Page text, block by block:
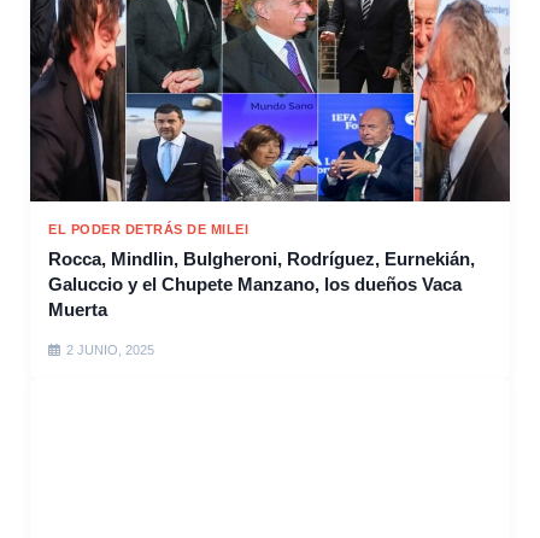
EL PODER DETRÁS DE MILEI
Rocca, Mindlin, Bulgheroni, Rodríguez, Eurnekián,
Galuccio y el Chupete Manzano, los dueños Vaca
Muerta
2 JUNIO, 2025